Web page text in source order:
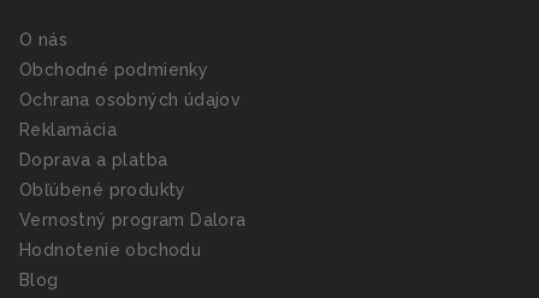
O nás
Obchodné podmienky
Ochrana osobných údajov
Reklamácia
Doprava a platba
Obľúbené produkty
Vernostný program Dalora
Hodnotenie obchodu
Blog